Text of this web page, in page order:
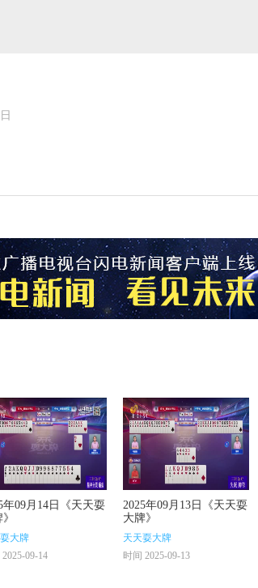
12日
年09月14日《天天耍
大牌
09-14
2025年09月13日《天天耍
大牌》
天天耍大牌
时间 2025-09-13